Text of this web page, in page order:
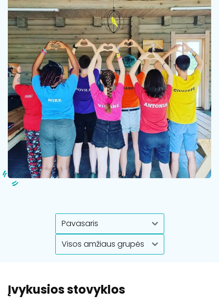
Įvykusios stovyklos